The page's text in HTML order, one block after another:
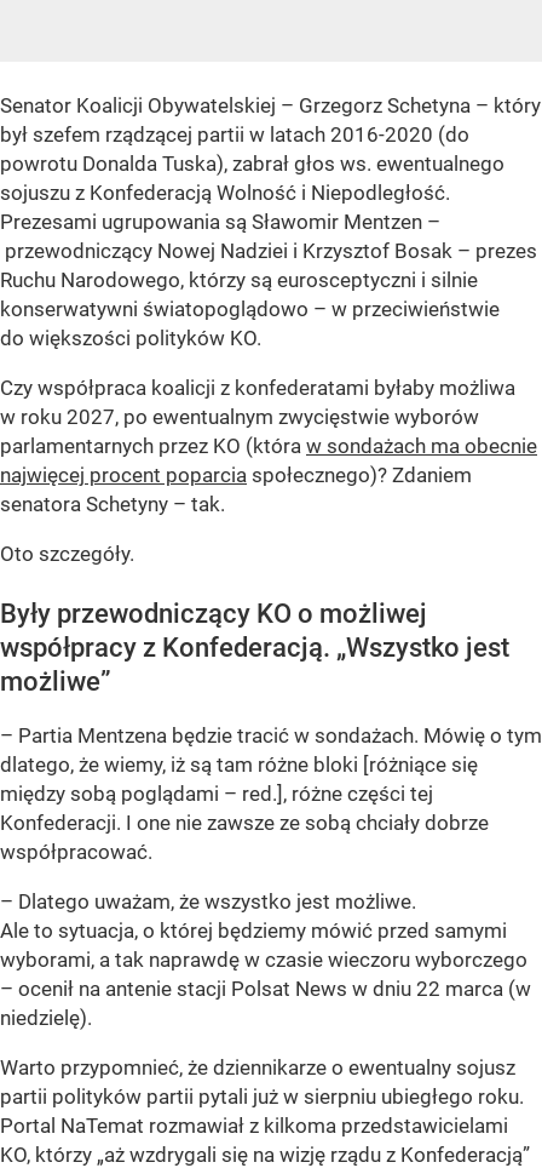
Senator Koalicji Obywatelskiej – Grzegorz Schetyna – który
był szefem rządzącej partii w latach 2016-2020 (do
powrotu Donalda Tuska), zabrał głos ws. ewentualnego
sojuszu z Konfederacją Wolność i Niepodległość.
Prezesami ugrupowania są Sławomir Mentzen –
przewodniczący Nowej Nadziei i Krzysztof Bosak – prezes
Ruchu Narodowego, którzy są eurosceptyczni i silnie
konserwatywni światopoglądowo – w przeciwieństwie
do większości polityków KO.
Czy współpraca koalicji z konfederatami byłaby możliwa
w roku 2027, po ewentualnym zwycięstwie wyborów
parlamentarnych przez KO (która w sondażach ma obecnie
najwięcej procent poparcia społecznego)? Zdaniem
senatora Schetyny – tak.
Oto szczegóły.
Były przewodniczący KO o możliwej
współpracy z Konfederacją. „Wszystko jest
możliwe”
– Partia Mentzena będzie tracić w sondażach. Mówię o tym
dlatego, że wiemy, iż są tam różne bloki [różniące się
między sobą poglądami – red.], różne części tej
Konfederacji. I one nie zawsze ze sobą chciały dobrze
współpracować.
– Dlatego uważam, że wszystko jest możliwe.
Ale to sytuacja, o której będziemy mówić przed samymi
wyborami, a tak naprawdę w czasie wieczoru wyborczego
– ocenił na antenie stacji Polsat News w dniu 22 marca (w
niedzielę).
Warto przypomnieć, że dziennikarze o ewentualny sojusz
partii polityków partii pytali już w sierpniu ubiegłego roku.
Portal NaTemat rozmawiał z kilkoma przedstawicielami
KO, którzy „aż wzdrygali się na wizję rządu z Konfederacją”